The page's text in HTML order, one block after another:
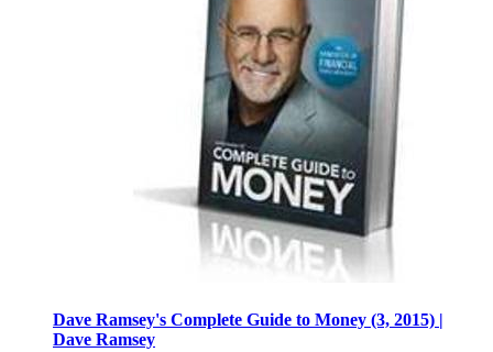
Dave Ramsey's Complete Guide to Money (3, 2015) |
Dave Ramsey